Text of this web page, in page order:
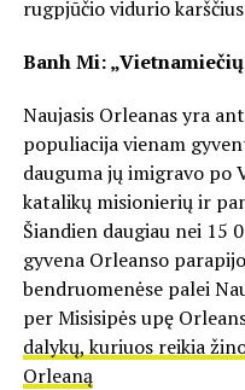
rugpjūčio vidurio
Banh Mi:
Naujasis Orleanas yra
populiacija vienam
dauguma jų imigravo
katalikų misionierių ir
Šiandien daugiau nei 15
gyvena Orleanso
bendruomenėse palei
per Misisipės upę
dalykų, kuriuos reikia
Orleaną